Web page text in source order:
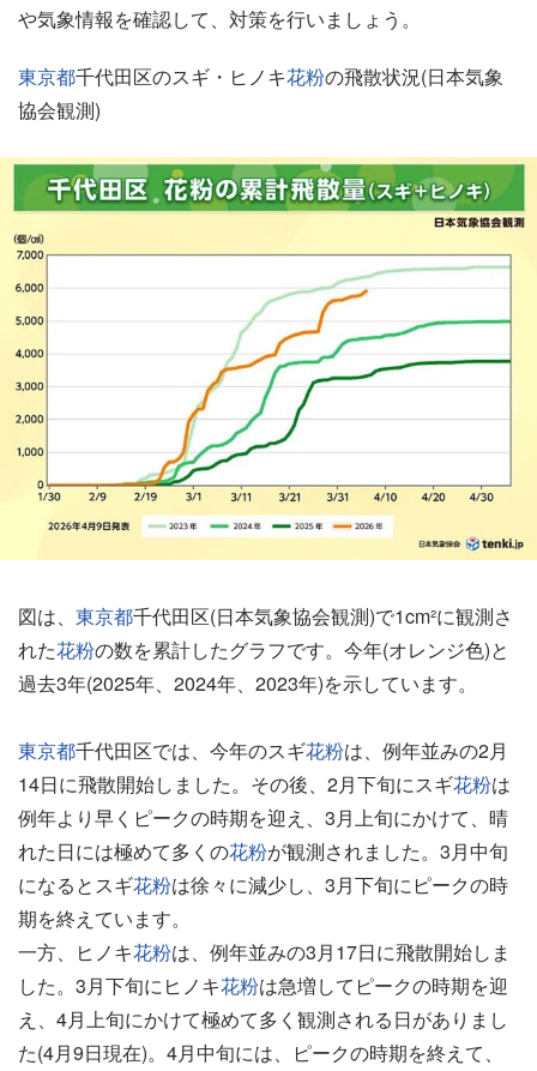
や気象情報を確認して、対策を行いましょう。
東京都千代田区のスギ・ヒノキ花粉の飛散状況(日本気象
協会観測)
図は、 東京都千代田区(日本気象協会観測)で1cm²に観測さ
れた花粉の数を累計したグラフです。今年(オレンジ色)と
過去3年(2025年、2024年、2023年)を示しています。
東京都千代田区では、今年のスギ花粉は、例年並みの2月
14日に飛散開始しました。その後、2月下旬にスギ花粉は
例年より早くピークの時期を迎え、3月上旬にかけて、晴
れた日には極めて多くの花粉が観測されました。3月中旬
になるとスギ花粉は徐々に減少し、3月下旬にピークの時
期を終えています。
一方、ヒノキ花粉は、例年並みの3月17日に飛散開始しま
した。3月下旬にヒノキ花粉は急増してピークの時期を迎
え、4月上旬にかけて極めて多く観測される日がありまし
た(4月9日現在)。4月中旬には、ピークの時期を終えて、